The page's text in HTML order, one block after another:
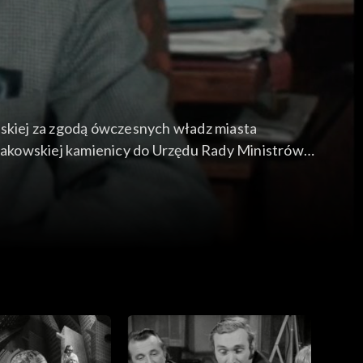
za zgodą ówczesnych władz miasta
kamienicy do Urzędu Rady Ministrów
opowiada kierowca przewożący